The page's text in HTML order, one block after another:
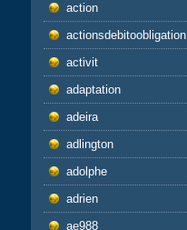
action
actionsdebitoobligation
activit
adaptation
adeira
adlington
adolphe
adrien
ae988